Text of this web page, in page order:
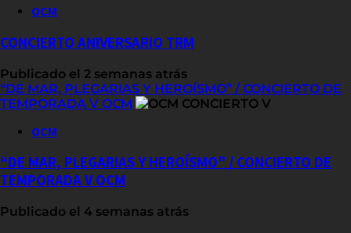
OCM
CONCIERTO ANIVERSARIO TRM
Publicado el 2 semanas atrás
“DE MAR, PLEGARIAS Y HEROÍSMO” / CONCIERTO DE
TEMPORADA V OCM
OCM
“DE MAR, PLEGARIAS Y HEROÍSMO” / CONCIERTO DE
TEMPORADA V OCM
Publicado el 4 semanas atrás